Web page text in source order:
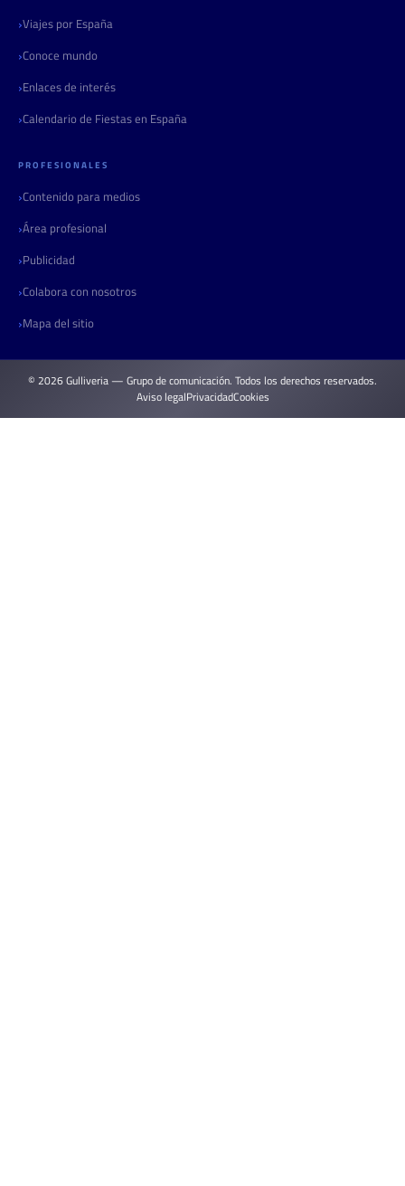
Viajes por España
Conoce mundo
Enlaces de interés
Calendario de Fiestas en España
PROFESIONALES
Contenido para medios
Área profesional
Publicidad
Colabora con nosotros
Mapa del sitio
© 2026 Gulliveria — Grupo de comunicación. Todos los derechos reservados.
Aviso legalPrivacidadCookies